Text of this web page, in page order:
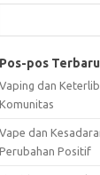
Pos-pos Terbaru
Vaping dan
Komunitas
Vape dan
Perubahan Positif